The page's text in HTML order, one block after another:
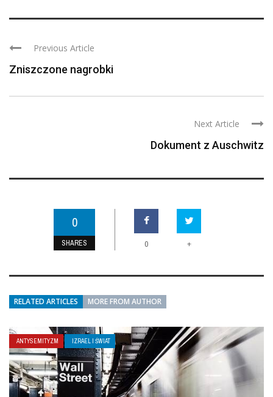
Previous Article
Zniszczone nagrobki
Next Article
Dokument z Auschwitz
0
SHARES 0 +
RELATED ARTICLES MORE FROM AUTHOR
ANTYSEMITYZM IZRAEL I ŚWIAT